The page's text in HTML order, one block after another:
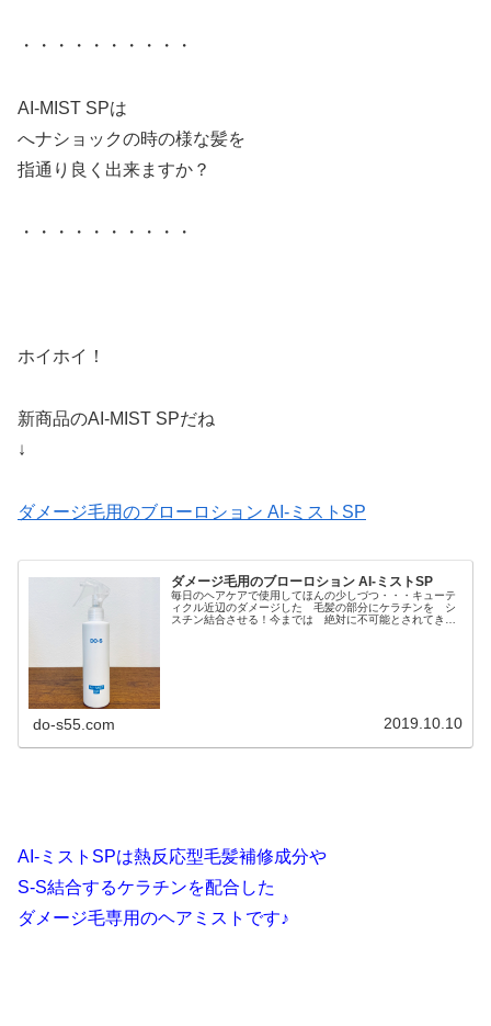
・・・・・・・・・・
AI-MIST SPは
へナショックの時の様な髪を
指通り良く出来ますか？
・・・・・・・・・・
ホイホイ！
新商品のAI-MIST SPだね
↓
ダメージ毛用のブローロション AI-ミストSP
ダメージ毛用のブローロション AI-ミストSP
毎日のヘアケアで使用してほんの少しづつ・・・キューテ
ィクル近辺のダメージした 毛髪の部分にケラチンを シ
スチン結合させる！今までは 絶対に不可能とされてきた
do-s55.com 2019.10.10
AI-ミストSPは熱反応型毛髪補修成分や
S-S結合するケラチンを配合した
ダメージ毛専用のヘアミストです♪